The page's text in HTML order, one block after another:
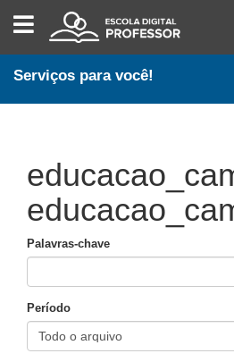
ESCOLA
DIGITAL
-
PROFESSOR
Serviços para você!
Palavras-chave
Período